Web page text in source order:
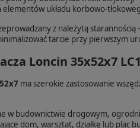
elementów układu korbowo-
z należytą
tarcie przy pierwszym
Loncin 35x52x7
ma szerokie zastosowanie
w budownictwie drogowym,
dom, warsztat, działkę lub plac